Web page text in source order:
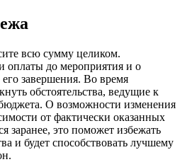
всю сумму целиком.
оплаты до мероприятия и о
завершения. Во время
обстоятельства, ведущие к
О возможности изменения
от фактически оказанных
заранее, это поможет избежать
и будет способствовать лучшему